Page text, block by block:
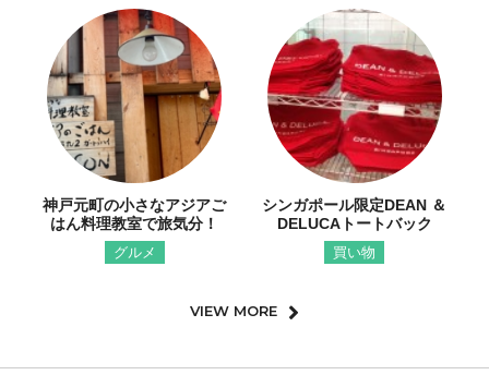
神戸元町の小さなアジアご
はん料理教室で旅気分！
グルメ
シンガポール限定DEAN ＆
DELUCAトートバック
買い物
VIEW MORE